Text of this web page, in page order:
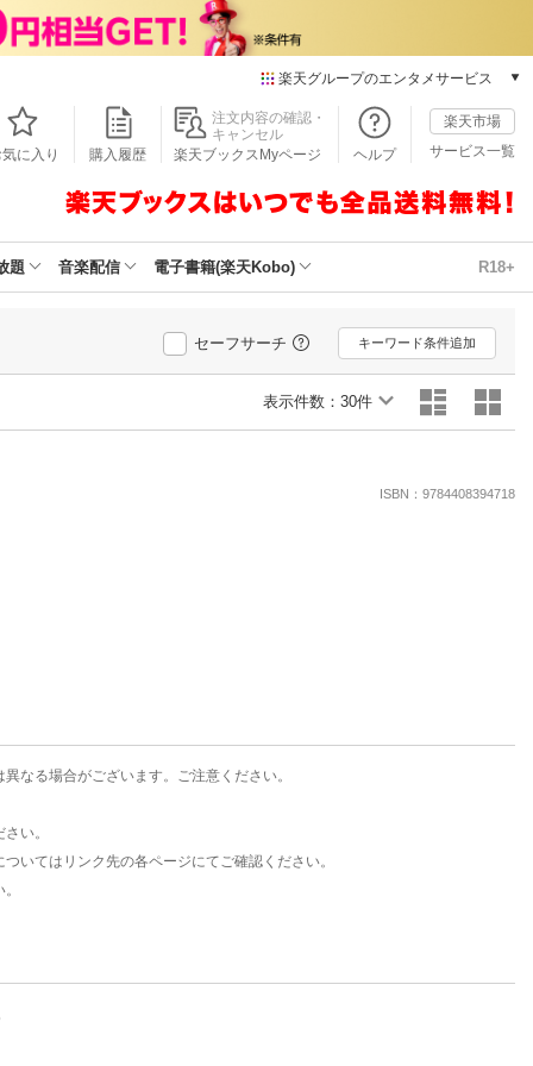
楽天グループのエンタメサービス
本/ゲーム/CD/DVD
楽天ブックス
楽天Kobo
動画配信
楽天TV
動画配信ガイド
気に入り 購入履歴
注文内容の確認・
キャンセル
楽天ブックスMyページ
ヘルプ
楽天市場
サービス一覧
題 音楽配信 電子書籍(楽天Kobo) R18+
セーフサーチ キーワード条件追加
表示件数： 30件
ISBN：9784408394718
なる場合がございます。ご注意ください。
い。
いてはリンク先の各ページにてご確認ください。